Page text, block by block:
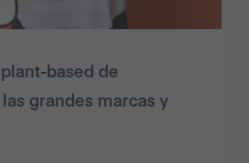
based de
grandes marcas y